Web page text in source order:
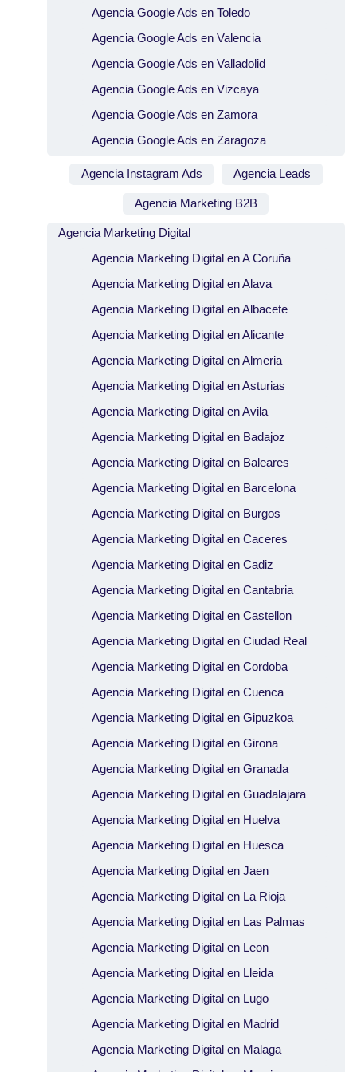
Agencia Google Ads en Toledo
Agencia Google Ads en Valencia
Agencia Google Ads en Valladolid
Agencia Google Ads en Vizcaya
Agencia Google Ads en Zamora
Agencia Google Ads en Zaragoza
Agencia Instagram Ads Agencia Leads
Agencia Marketing B2B
Agencia Marketing Digital
Agencia Marketing Digital en A Coruña
Agencia Marketing Digital en Alava
Agencia Marketing Digital en Albacete
Agencia Marketing Digital en Alicante
Agencia Marketing Digital en Almeria
Agencia Marketing Digital en Asturias
Agencia Marketing Digital en Avila
Agencia Marketing Digital en Badajoz
Agencia Marketing Digital en Baleares
Agencia Marketing Digital en Barcelona
Agencia Marketing Digital en Burgos
Agencia Marketing Digital en Caceres
Agencia Marketing Digital en Cadiz
Agencia Marketing Digital en Cantabria
Agencia Marketing Digital en Castellon
Agencia Marketing Digital en Ciudad Real
Agencia Marketing Digital en Cordoba
Agencia Marketing Digital en Cuenca
Agencia Marketing Digital en Gipuzkoa
Agencia Marketing Digital en Girona
Agencia Marketing Digital en Granada
Agencia Marketing Digital en Guadalajara
Agencia Marketing Digital en Huelva
Agencia Marketing Digital en Huesca
Agencia Marketing Digital en Jaen
Agencia Marketing Digital en La Rioja
Agencia Marketing Digital en Las Palmas
Agencia Marketing Digital en Leon
Agencia Marketing Digital en Lleida
Agencia Marketing Digital en Lugo
Agencia Marketing Digital en Madrid
Agencia Marketing Digital en Malaga